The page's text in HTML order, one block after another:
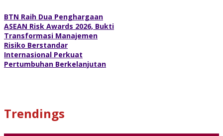
BTN Raih Dua Penghargaan
ASEAN Risk Awards 2026, Bukti
Transformasi Manajemen
Risiko Berstandar
Internasional Perkuat
Pertumbuhan Berkelanjutan
Trendings